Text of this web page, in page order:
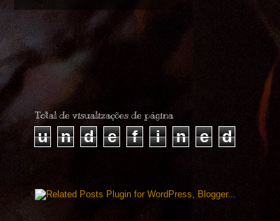
Total de visualizações de página
u n d e f i n e d